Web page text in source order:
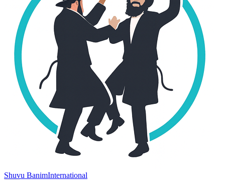
Shuvu BanimInternational